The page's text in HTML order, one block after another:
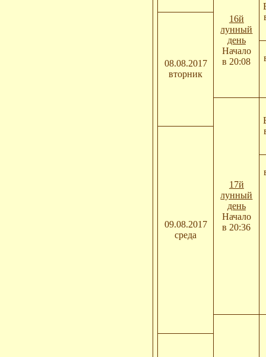
16й
лунный
день
Начало
в 20:08
08.08.2017
вторник
17й
лунный
день
Начало
в 20:36
09.08.2017
среда